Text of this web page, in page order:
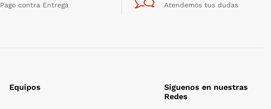
Pago contra Entrega Atendemos tus dudas
Equipos
Siguenos en nuestras
Redes